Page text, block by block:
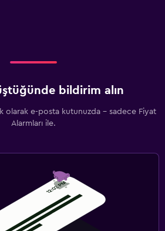
bildirim alın
olarak e-posta kutunuzda - sadece Fiyat
Alarmları ile.